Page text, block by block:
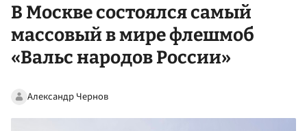
В Москве состоялся самый
массовый в мире флешмоб
«Вальс народов России»
Александр Чернов